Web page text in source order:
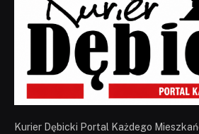
Kurier Dębicki Portal Każdego